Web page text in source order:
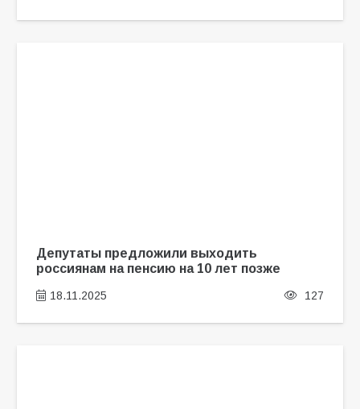
Депутаты предложили выходить
россиянам на пенсию на 10 лет позже
18.11.2025 127